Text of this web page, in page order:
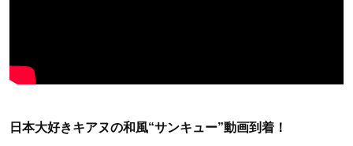
日本大好きキアヌの和風“サンキュー”動画到着！